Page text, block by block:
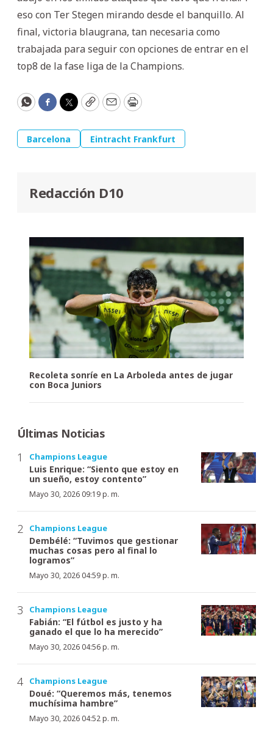
eso con Ter Stegen mirando desde el banquillo. Al
final, victoria blaugrana, tan necesaria como
trabajada para seguir con opciones de entrar en el
top8 de la fase liga de la Champions.
WhatsApp
Facebook
Twitter
CopyEmailPrint
Barcelona Eintracht Frankfurt
Redacción D10
Recoleta sonríe en La Arboleda antes de jugar
con Boca Juniors
Últimas Noticias
Champions League
Luis Enrique: “Siento que estoy en
un sueño, estoy contento”
Mayo 30, 2026 09:19 p. m.
Champions League
Dembélé: “Tuvimos que gestionar
muchas cosas pero al final lo
logramos”
Mayo 30, 2026 04:59 p. m.
Champions League
Fabián: “El fútbol es justo y ha
ganado el que lo ha merecido”
Mayo 30, 2026 04:56 p. m.
Champions League
Doué: “Queremos más, tenemos
muchísima hambre”
Mayo 30, 2026 04:52 p. m.